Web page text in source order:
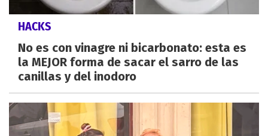
HACKS
No es con vinagre ni bicarbonato: esta es
la MEJOR forma de sacar el sarro de las
canillas y del inodoro